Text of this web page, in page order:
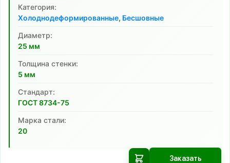
Категория:
Холоднодеформированные, Бесшовные
Диаметр:
25 мм
Толщина стенки:
5 мм
Cтандарт:
ГОСТ 8734-75
Марка стали:
20
Заказать